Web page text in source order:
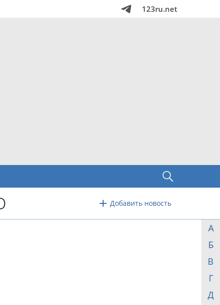
123ru.net
Добавить новость
А
Б
В
Г
Д